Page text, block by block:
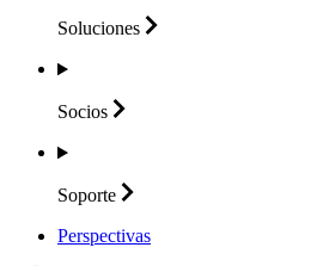
Soluciones
Socios
Soporte
Perspectivas